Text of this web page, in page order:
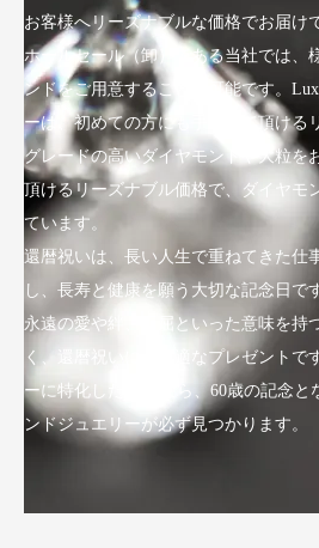
お客様へリーズナブルな価格でお届け
ホールセール（卸）である当社では、
ンドをご用意することが可能です。
ーは、初めての方にも手にして頂ける
グレードの高いダイヤモンドや大粒を
頂けるリーズナブル価格で、ダイヤモ
ています。
還暦祝いは、長い人生で重ねてきた仕
し、長寿と健康を願う大切な記念日で
永遠の愛や絆、不屈といった意味を持
く、還暦祝いにも最適なプレゼントで
ーに特化したLuxyなら、60歳の記念と
ンドジュエリーが必ず見つかります。